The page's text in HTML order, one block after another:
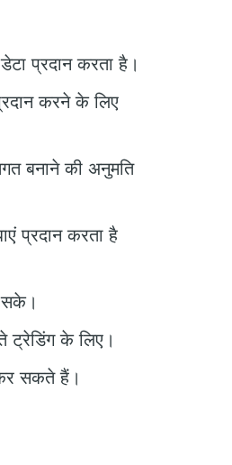
प्रदान करता है।
करने के लिए
बनाने की अनुमति
प्रदान करता है
सके।
ट्रेडिंग के लिए।
कर सकते हैं।